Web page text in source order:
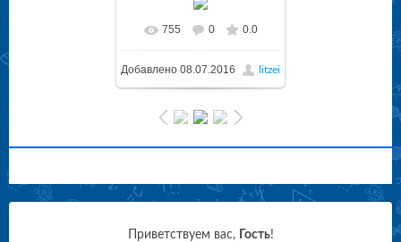
755 0 0.0
Добавлено 08.07.2016 litzei
Приветствуем вас, Гость!